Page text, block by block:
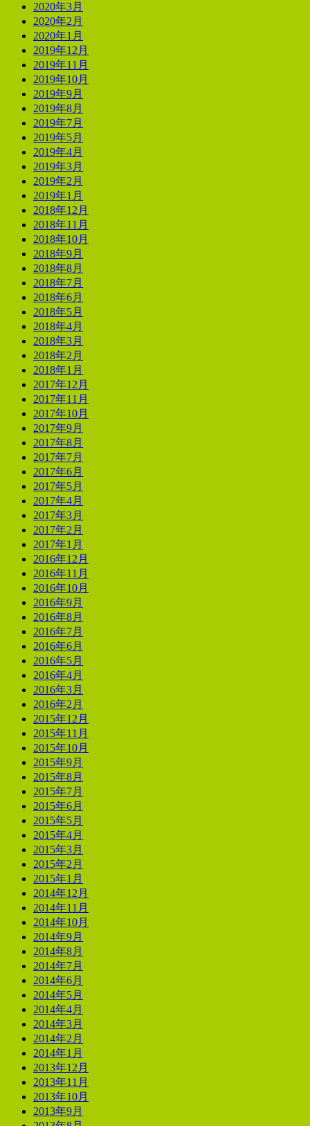
2020年3月
2020年2月
2020年1月
2019年12月
2019年11月
2019年10月
2019年9月
2019年8月
2019年7月
2019年5月
2019年4月
2019年3月
2019年2月
2019年1月
2018年12月
2018年11月
2018年10月
2018年9月
2018年8月
2018年7月
2018年6月
2018年5月
2018年4月
2018年3月
2018年2月
2018年1月
2017年12月
2017年11月
2017年10月
2017年9月
2017年8月
2017年7月
2017年6月
2017年5月
2017年4月
2017年3月
2017年2月
2017年1月
2016年12月
2016年11月
2016年10月
2016年9月
2016年8月
2016年7月
2016年6月
2016年5月
2016年4月
2016年3月
2016年2月
2015年12月
2015年11月
2015年10月
2015年9月
2015年8月
2015年7月
2015年6月
2015年5月
2015年4月
2015年3月
2015年2月
2015年1月
2014年12月
2014年11月
2014年10月
2014年9月
2014年8月
2014年7月
2014年6月
2014年5月
2014年4月
2014年3月
2014年2月
2014年1月
2013年12月
2013年11月
2013年10月
2013年9月